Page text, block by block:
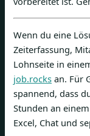
Wenn du eine
Zeiterfassung,
Lohnseite in
job.rocks an. Für
spannend, dass
Stunden an
Excel, Chat und